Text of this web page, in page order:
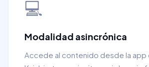
💻
Modalidad asincrónica
Accede al contenido desde la app